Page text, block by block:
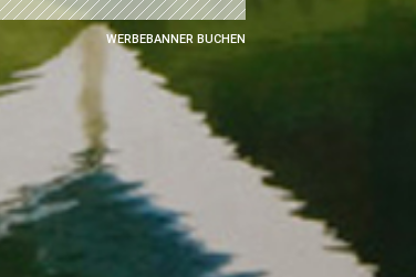
WERBEBANNER BUCHEN